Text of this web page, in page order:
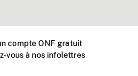
compte ONF gratuit
vous à nos infolettres